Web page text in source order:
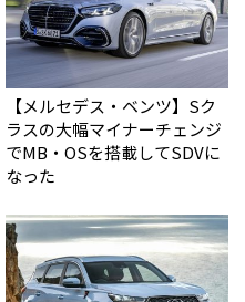
【メルセデス・ベンツ】Sク
ラスの大幅マイナーチェンジ
でMB・OSを搭載してSDVに
なった